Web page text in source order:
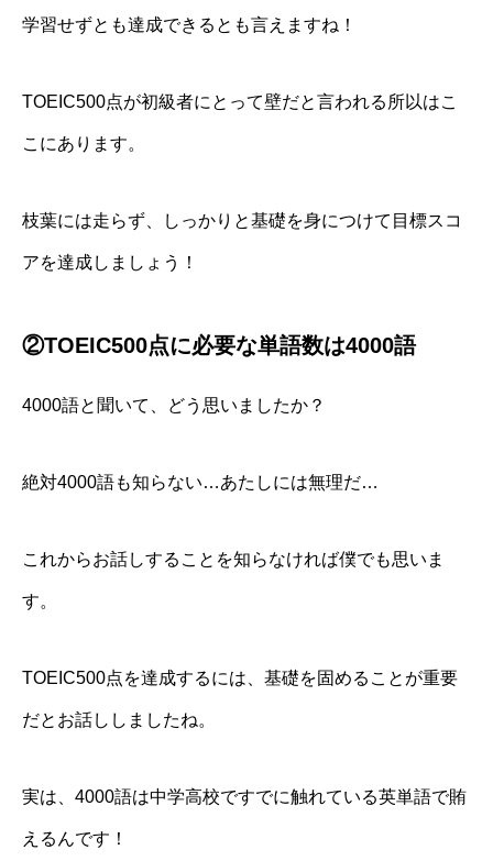
学習せずとも達成できる とも言えますね！
TOEIC500点が初級者にとって壁だと言われる所以はこ
こにあります。
枝葉には走らず、しっかりと基礎を身につけて目標スコ
アを達成しましょう！
②TOEIC500点に必要な単語数は4000語
4000語と聞いて、どう思いましたか？
絶対4000語も知らない…あたしには無理だ…
これからお話しすることを知らなければ僕でも思いま
す。
TOEIC500点を達成するには、 基礎を固めること が重要
だとお話ししましたね。
実は、4000語は中学高校ですでに触れている英単語で賄
えるんです！